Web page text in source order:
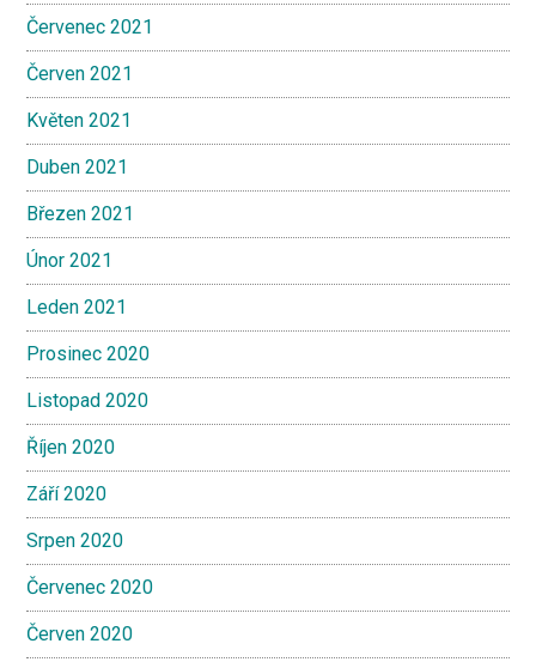
Červenec 2021
Červen 2021
Květen 2021
Duben 2021
Březen 2021
Únor 2021
Leden 2021
Prosinec 2020
Listopad 2020
Říjen 2020
Září 2020
Srpen 2020
Červenec 2020
Červen 2020